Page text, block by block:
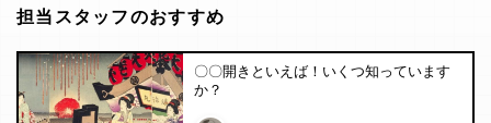
担当スタッフのおすすめ
〇〇開きといえば！いくつ知っています
か？